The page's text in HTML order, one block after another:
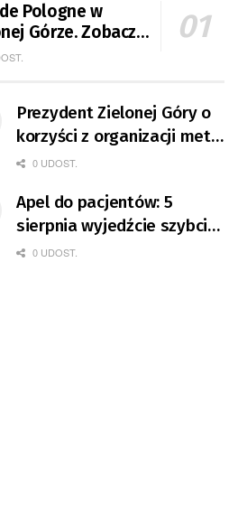
Pologne w
Górze. Zobacz
w organizacji
Prezydent Zielonej Góry o
korzyści z organizacji mety
Tour de Pologne
0 UDOST.
Apel do pacjentów: 5
sierpnia wyjedźcie szybciej
z domów
0 UDOST.